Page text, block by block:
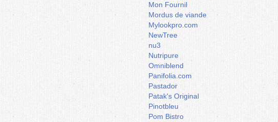
Mon Fournil
Mordus de viande
Mylookpro.com
NewTree
nu3
Nutripure
Omniblend
Panifolia.com
Pastador
Patak's Original
Pinotbleu
Pom Bistro